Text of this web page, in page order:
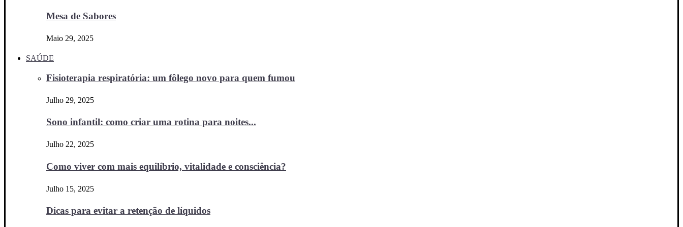
Mesa de Sabores
Maio 29, 2025
SAÚDE
Fisioterapia respiratória: um fôlego novo para quem fumou
Julho 29, 2025
Sono infantil: como criar uma rotina para noites...
Julho 22, 2025
Como viver com mais equilíbrio, vitalidade e consciência?
Julho 15, 2025
Dicas para evitar a retenção de líquidos